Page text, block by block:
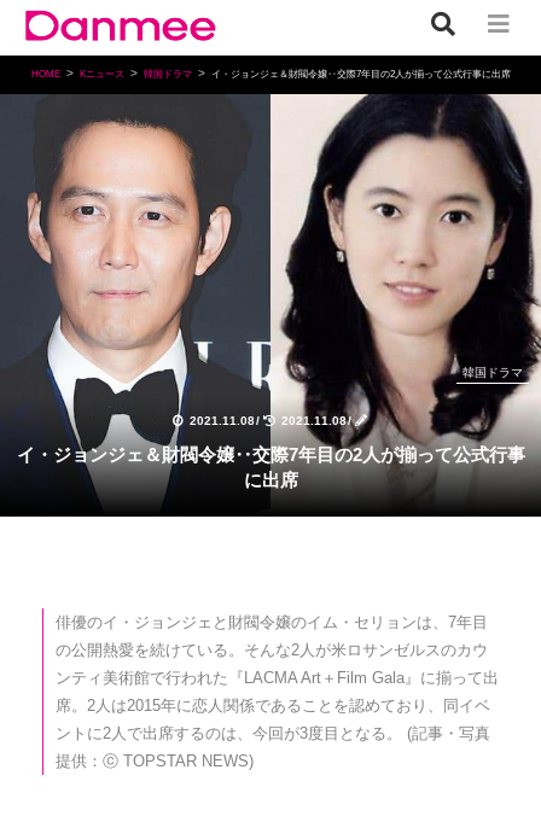
HOME Kニュース 韓国ドラマ イ・ジョンジェ＆財閥令嬢‥交際7年目の2人が揃って公式行事に出席
2021.11.08/ 2021.11.08/
韓国ドラマ
イ・ジョンジェ＆財閥令嬢‥交際7年目の2人が揃って公式行事
に出席
俳優のイ・ジョンジェと財閥令嬢のイム・セリョンは、7年目
の公開熱愛を続けている。そんな2人が米ロサンゼルスのカウ
ンティ美術館で行われた『LACMA Art＋Film Gala』に揃って出
席。2人は2015年に恋人関係であることを認めており、同イベ
ントに2人で出席するのは、今回が3度目となる。 (記事・写真
提供：ⓒ TOPSTAR NEWS)